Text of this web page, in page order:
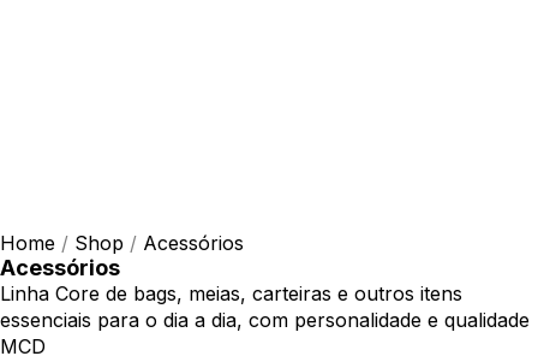
Home / Shop / Acessórios
Acessórios
Linha Core de bags, meias, carteiras e outros itens
essenciais para o dia a dia, com personalidade e qualidade
MCD